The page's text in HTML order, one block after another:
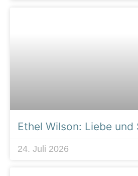
Ethel Wilson: Liebe und
24. Juli 2026